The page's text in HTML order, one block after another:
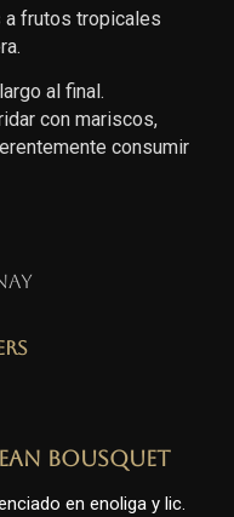
a frutos tropicales
al final.
con mariscos,
consumir
Bousquet
en enoliga y lic.